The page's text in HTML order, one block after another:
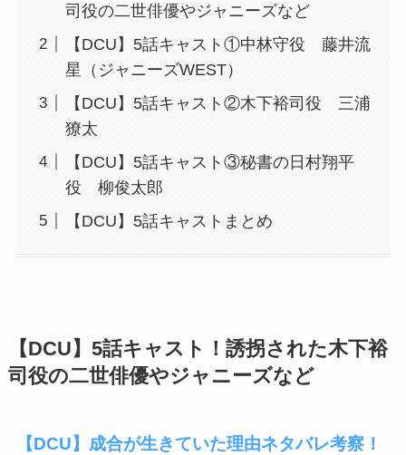
司役の二世俳優やジャニーズなど
【DCU】5話キャスト①中林守役 藤井流
星（ジャニーズWEST）
【DCU】5話キャスト②木下裕司役 三浦
獠太
【DCU】5話キャスト③秘書の日村翔平
役 柳俊太郎
【DCU】5話キャストまとめ
【DCU】5話キャスト！誘拐された木下裕
司役の二世俳優やジャニーズなど
【DCU】成合が生きていた理由ネタバレ考察！